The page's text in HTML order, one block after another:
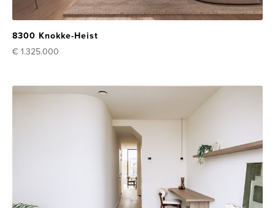
8300 Knokke-Heist
€ 1.325.000